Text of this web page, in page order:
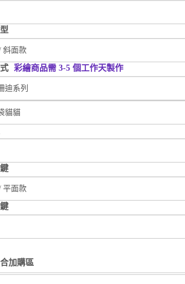
斜面款
彩繪商品需 3-5 個工作天製作
迪系列
貓貓
平面款
加購區